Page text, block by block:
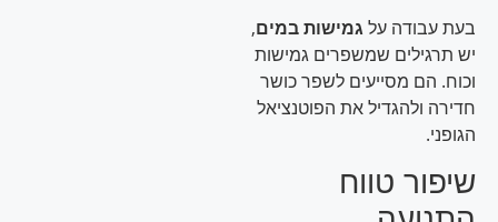
בעת עבודה עלגמישות במים,
יש תרגילים שמשפרים גמישות
וכוח. הם מסייעים לשפר כושר
חדירה ולהגדיל את הפוטנציאל
הגופני.
שיפור טווח